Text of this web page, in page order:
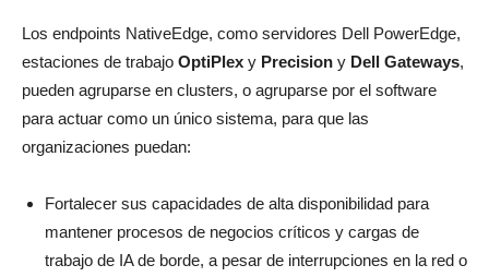
Los endpoints NativeEdge, como servidores Dell PowerEdge,
estaciones de trabajo OptiPlex y Precision y Dell Gateways,
pueden agruparse en clusters, o agruparse por el software
para actuar como un único sistema, para que las
organizaciones puedan:
Fortalecer sus capacidades de alta disponibilidad para
mantener procesos de negocios críticos y cargas de
trabajo de IA de borde, a pesar de interrupciones en la red o